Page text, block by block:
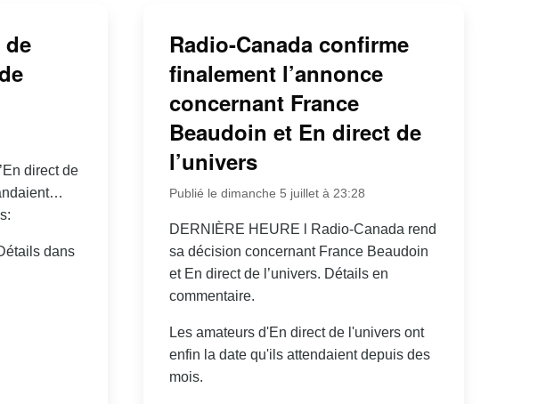
direct de
dans
Radio-Canada confirme
finalement l’annonce
concernant France
Beaudoin et En direct de
l’univers
Publié le dimanche 5 juillet à 23:28
DERNIÈRE HEURE l Radio-Canada rend
sa décision concernant France Beaudoin
et En direct de l’univers. Détails en
commentaire.
Les amateurs d'En direct de l'univers ont
enfin la date qu'ils attendaient depuis des
mois.